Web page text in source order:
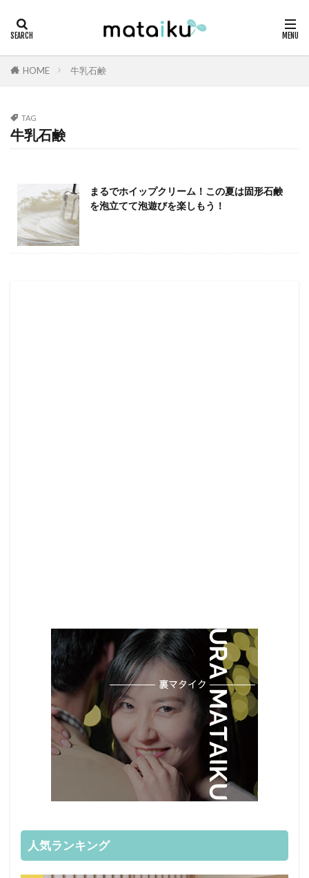
HOME 牛乳石鹸
TAG
牛乳石鹸
まるでホイップクリーム！この夏は固形石鹸
を泡立てて泡遊びを楽しもう！
人気ランキング